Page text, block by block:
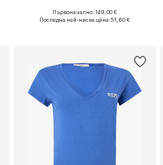
Предлага се в много размери
Първоначално: 149,00 €
Последна най-ниска цена:51,60 €